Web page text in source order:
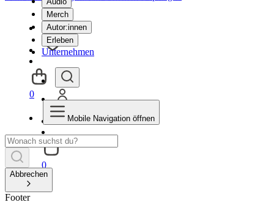
Merch
Autor:innen
Erleben
Unternehmen
0
0
Mobile Navigation öffnen
Abbrechen
Footer